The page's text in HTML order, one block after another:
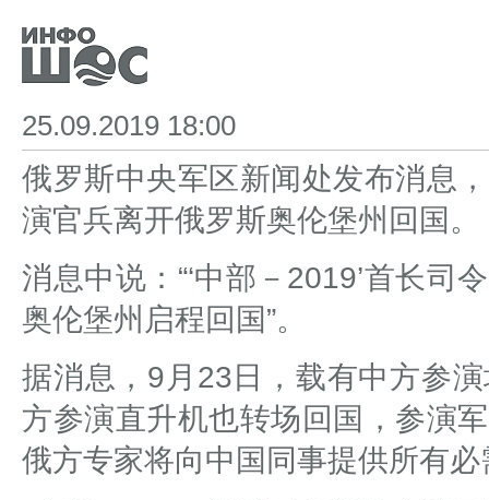
25.09.2019 18:00
俄罗斯中央军区新闻处发布消息
演官兵离开俄罗斯奥伦堡州回国。
消息中说：“‘中部－2019’首长
奥伦堡州启程回国”。
据消息，9月23日，载有中方参
方参演直升机也转场回国，参演
俄方专家将向中国同事提供所有